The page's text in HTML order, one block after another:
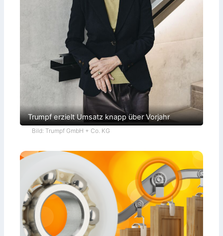
Trumpf erzielt Umsatz knapp über Vorjahr
Bild: Trumpf GmbH + Co. KG